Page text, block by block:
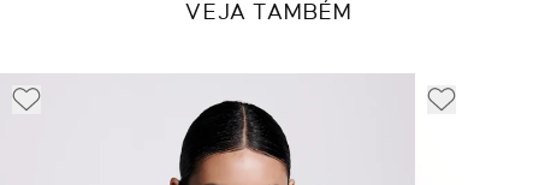
VEJA TAMBÉM